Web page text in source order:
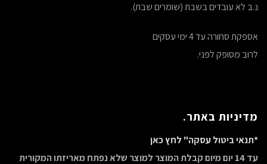
נ.ב לא עובדים בשבת (שומרים שבת).
אספקת סחורה עד 4 ימי עסקים
לרוב מסופק לפני.
מדיניות באתר.
*תנאי ביטול עסקה" לחץ כאן
עד 14 יום מיום קבלת המוצר למוצר שלא נפתח מאריזתו המקורית